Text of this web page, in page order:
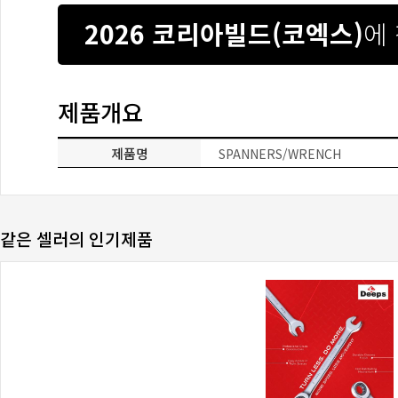
2026 코리아빌드(코엑스)에
제품개요
제품명 SPANNERS/WRENCH
같은 셀러의 인기제품